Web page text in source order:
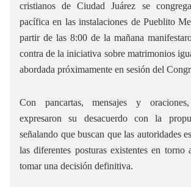
cristianos de Ciudad Juárez se
pacífica en las instalaciones de Pueblito
partir de las 8:00 de la mañana
contra de la iniciativa sobre matrimonios
abordada próximamente en sesión del
Con pancartas, mensajes y
expresaron su desacuerdo con la
señalando que buscan que las autoridades
las diferentes posturas existentes en torno
tomar una decisión definitiva.